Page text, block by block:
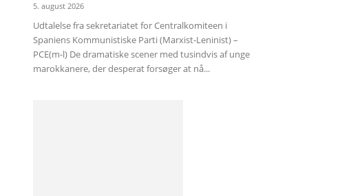
5. august 2026
Udtalelse fra sekretariatet for Centralkomiteen i
Spaniens Kommunistiske Parti (Marxist-Leninist) –
PCE(m-l) De dramatiske scener med tusindvis af unge
marokkanere, der desperat forsøger at nå...